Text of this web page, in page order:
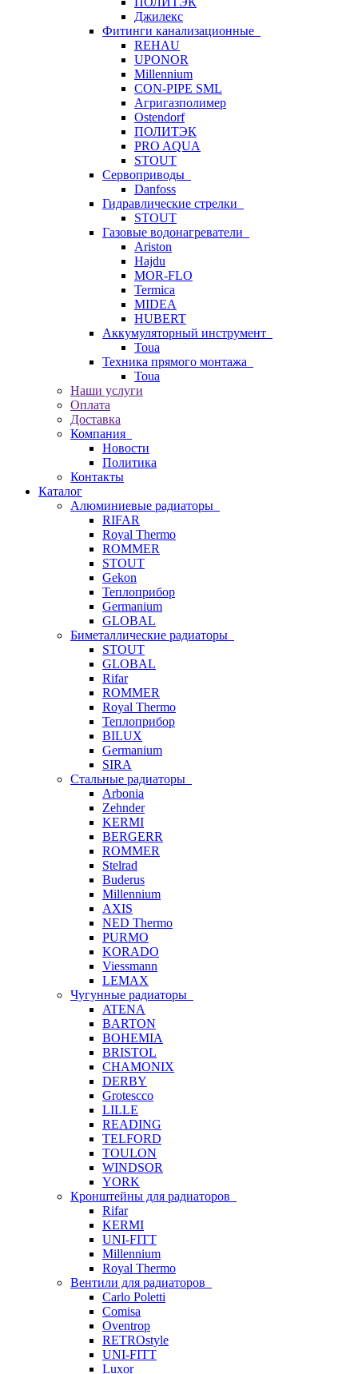
Джилекс
Фитинги канализационные
REHAU
UPONOR
Millennium
CON-PIPE SML
Агригазполимер
Ostendorf
ПОЛИТЭК
PRO AQUA
STOUT
Сервоприводы
Danfoss
Гидравлические стрелки
STOUT
Газовые водонагреватели
Ariston
Hajdu
MOR-FLO
Termica
MIDEA
HUBERT
Аккумуляторный инструмент
Toua
Техника прямого монтажа
Toua
Наши услуги
Оплата
Доставка
Компания
Новости
Политика
Контакты
Каталог
Алюминиевые радиаторы
RIFAR
Royal Thermo
ROMMER
STOUT
Gekon
Теплоприбор
Germanium
GLOBAL
Биметаллические радиаторы
STOUT
GLOBAL
Rifar
ROMMER
Royal Thermo
Теплоприбор
BILUX
Germanium
SIRA
Стальные радиаторы
Arbonia
Zehnder
KERMI
BERGERR
ROMMER
Stelrad
Buderus
Millennium
AXIS
NED Thermo
PURMO
KORADO
Viessmann
LEMAX
Чугунные радиаторы
ATENA
BARTON
BOHEMIA
BRISTOL
CHAMONIX
DERBY
Grotescco
LILLE
READING
TELFORD
TOULON
WINDSOR
YORK
Кронштейны для радиаторов
Rifar
KERMI
UNI-FITT
Millennium
Royal Thermo
Вентили для радиаторов
Carlo Poletti
Comisa
Oventrop
RETROstyle
UNI-FITT
Luxor